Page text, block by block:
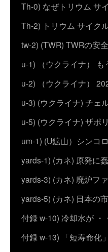
Th-0) なぜトリウム サ
Th-2) トリウム サイク
tw-2) (TWR) TWRの安
u-1) （ウクライナ）
u-2) （ウクライナ）
u-3) (ウクライナ) チェ
u-5) (ウクライナ) ザポ
um-1) (U鉱山）シンコ
yards-1) (カネ) 原発に
yards-3) (カネ) 廃炉フ
yards-5) (カネ) 日本の
付録 w-10) 冷却水が ・
付録 w-13) 「短寿命化